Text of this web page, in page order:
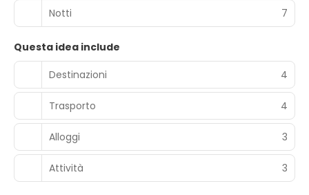
Notti 7
Questa idea include
Destinazioni
4
Trasporto 4
Alloggi 3
Attività 3